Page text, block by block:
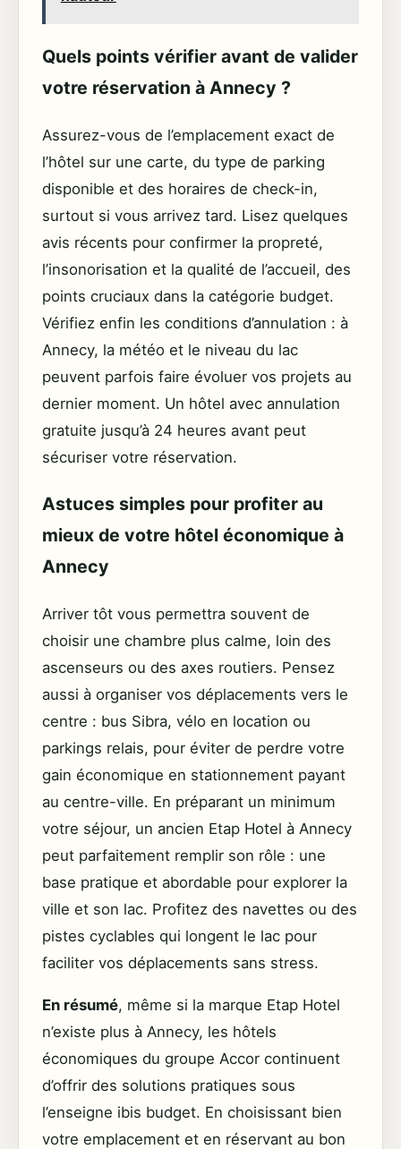
Quels points vérifier avant de valider
votre réservation à Annecy ?
Assurez-vous de l’emplacement exact de
l’hôtel sur une carte, du type de parking
disponible et des horaires de check-in,
surtout si vous arrivez tard. Lisez quelques
avis récents pour confirmer la propreté,
l’insonorisation et la qualité de l’accueil, des
points cruciaux dans la catégorie budget.
Vérifiez enfin les conditions d’annulation : à
Annecy, la météo et le niveau du lac
peuvent parfois faire évoluer vos projets au
dernier moment. Un hôtel avec annulation
gratuite jusqu’à 24 heures avant peut
sécuriser votre réservation.
Astuces simples pour profiter au
mieux de votre hôtel économique à
Annecy
Arriver tôt vous permettra souvent de
choisir une chambre plus calme, loin des
ascenseurs ou des axes routiers. Pensez
aussi à organiser vos déplacements vers le
centre : bus Sibra, vélo en location ou
parkings relais, pour éviter de perdre votre
gain économique en stationnement payant
au centre-ville. En préparant un minimum
votre séjour, un ancien Etap Hotel à Annecy
peut parfaitement remplir son rôle : une
base pratique et abordable pour explorer la
ville et son lac. Profitez des navettes ou des
pistes cyclables qui longent le lac pour
faciliter vos déplacements sans stress.
En résumé, même si la marque Etap Hotel
n’existe plus à Annecy, les hôtels
économiques du groupe Accor continuent
d’offrir des solutions pratiques sous
l’enseigne ibis budget. En choisissant bien
votre emplacement et en réservant au bon